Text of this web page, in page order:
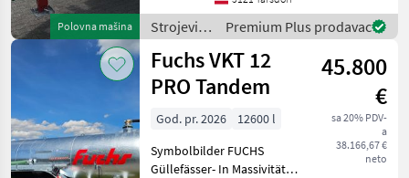
Polovna mašina
Komponenten der
führenden TOP Hersteller!)
Sei
Strojevi
za
đubrenje,
gnojenje i
navodnjavanje
/ Fuchs
Premium Plus prodavac
Fuchs VKT 12
PRO Tandem
45.800
€
sa 20% PDV-
a
38.166,67 €
neto
God. pr. 2026
12600 l
Symbolbilder FUCHS
Güllefässer- In Massivität